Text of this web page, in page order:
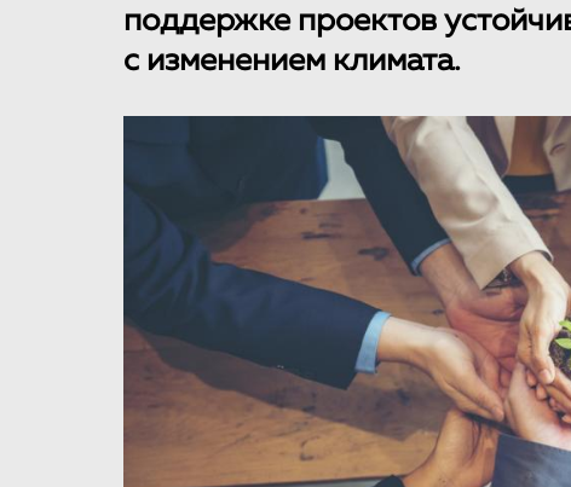
поддержке проектов
с изменением климата.